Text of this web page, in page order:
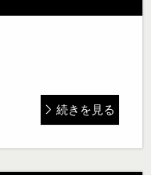
続きを見る